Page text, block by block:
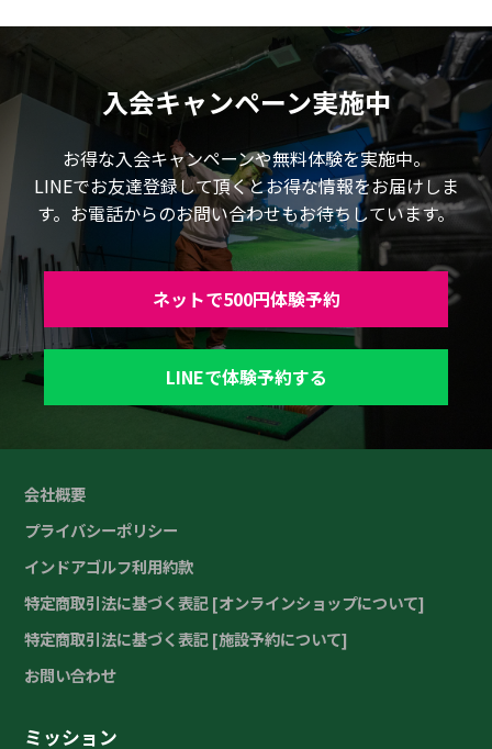
入会キャンペーン実施中
お得な入会キャンペーンや無料体験を実施中。
LINEでお友達登録して頂くとお得な情報をお届けしま
す。お電話からのお問い合わせもお待ちしています。
ネットで500円体験予約
LINEで体験予約する
会社概要
プライバシーポリシー
インドアゴルフ利用約款
特定商取引法に基づく表記 [オンラインショップについて]
特定商取引法に基づく表記 [施設予約について]
お問い合わせ
ミッション